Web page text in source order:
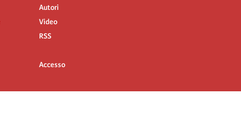
Autori
Video
RSS
Accesso